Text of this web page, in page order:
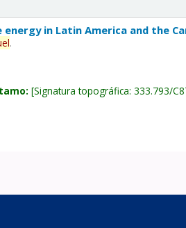
in Latin America and the
.
Signatura topográfica:333.793/